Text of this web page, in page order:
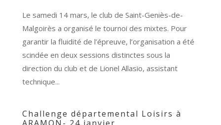
Le samedi 14 mars, le club de Saint-Geniès-de-
Malgoirès a organisé le tournoi des mixtes. Pour
garantir la fluidité de l’épreuve, l’organisation a été
scindée en deux sessions distinctes sous la
direction du club et de Lionel Allasio, assistant
technique...
Challenge départemental Loisirs à